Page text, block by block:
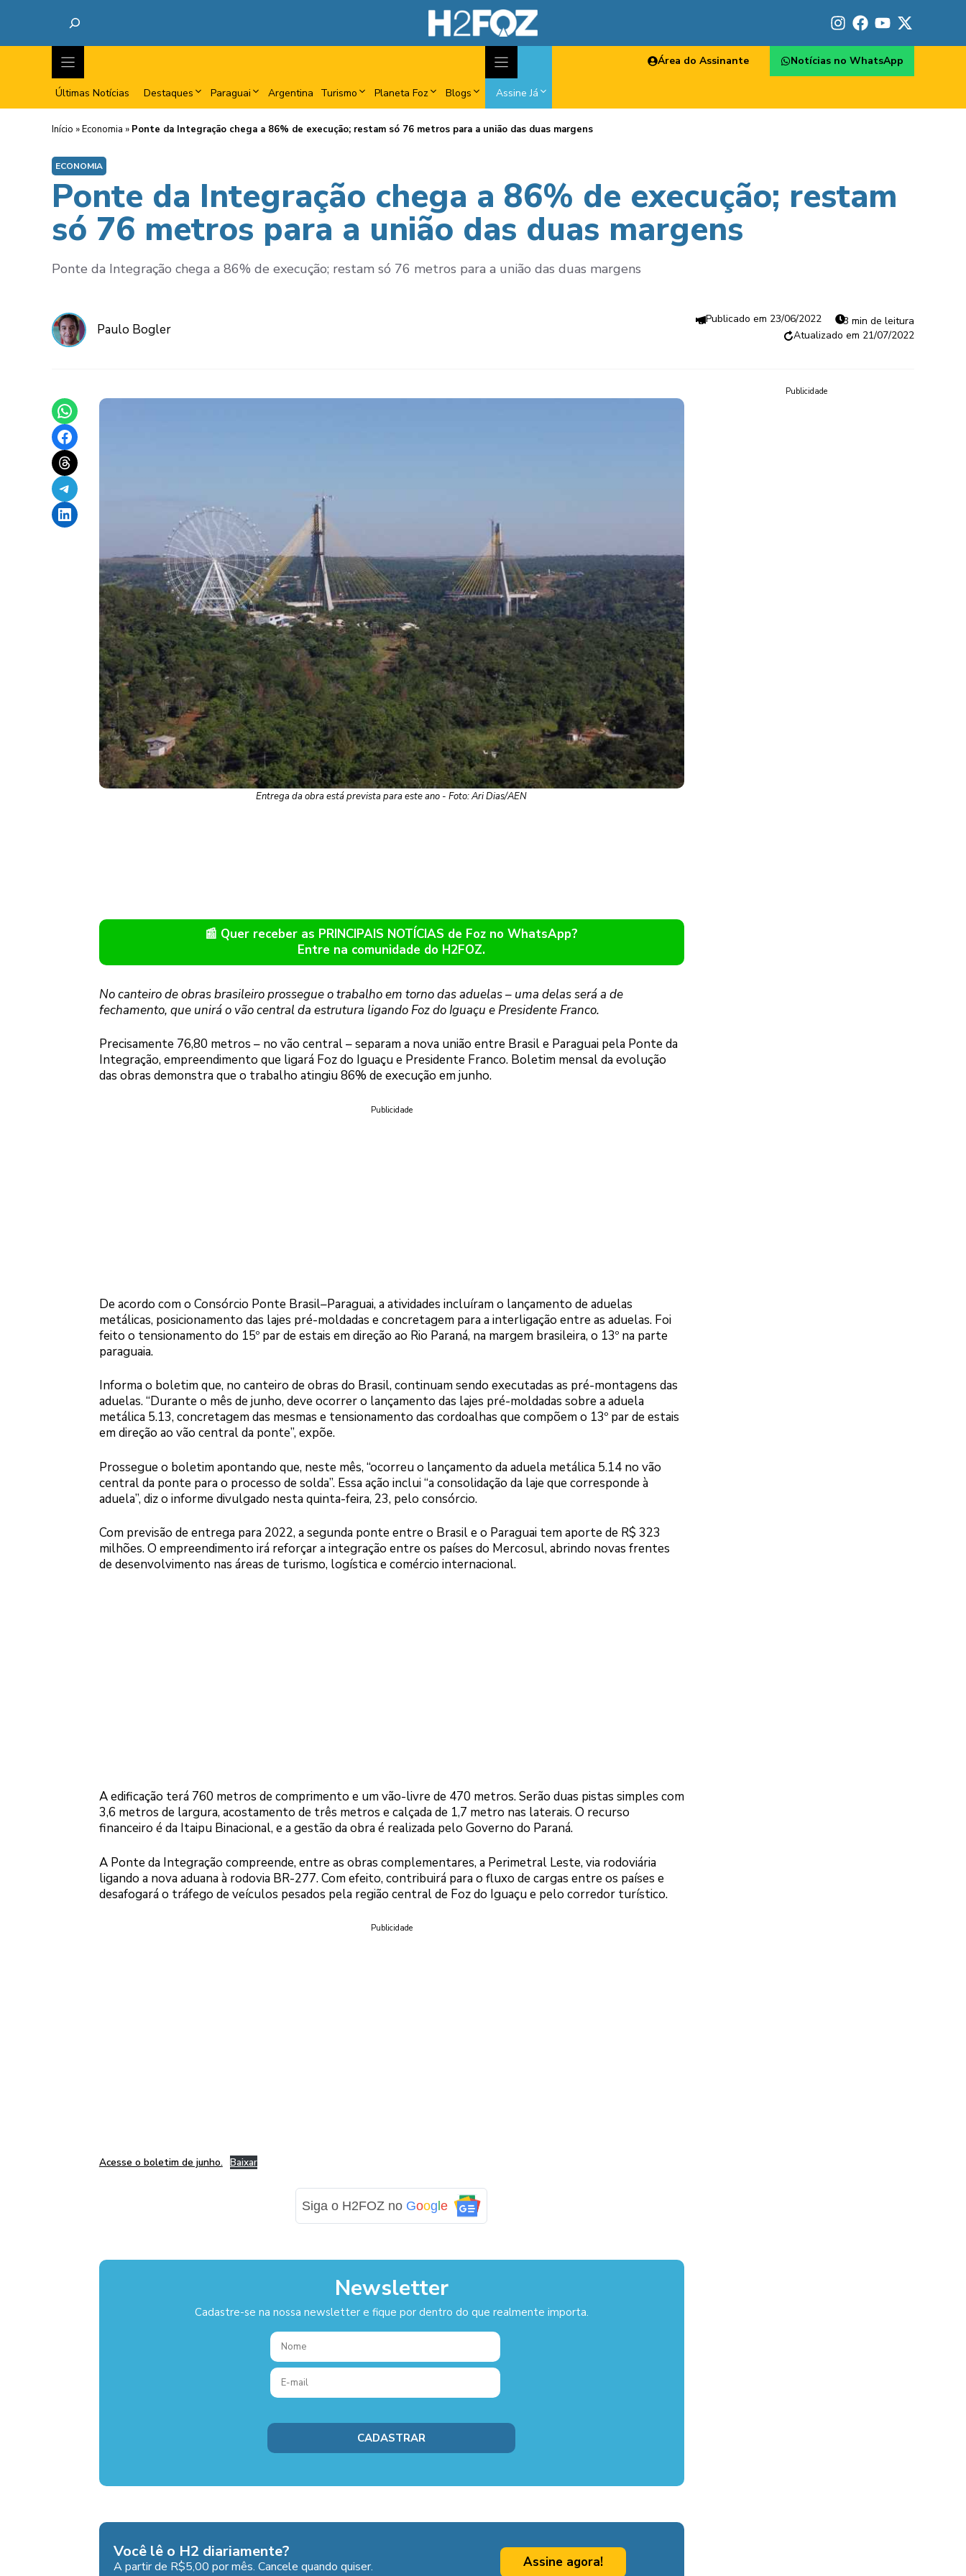
Últimas Notícias Destaques Paraguai Argentina Turismo Planeta Foz Blogs Assine Já
Área do Assinante Notícias no WhatsApp
Início »Economia » Ponte da Integração chega a 86% de execução; restam só 76 metros para a união das duas margens
ECONOMIA
Ponte da Integração chega a 86% de execução; restam
só 76 metros para a união das duas margens
Ponte da Integração chega a 86% de execução; restam só 76 metros para a união das duas margens
Paulo Bogler
23/06/2022
3 min de leitura
21/07/2022
Share on WhatsApp
Share on Facebook
Share on Threads
Share on Telegram
Share on LinkedIn
Entrega da obra está prevista para este ano - Foto: Ari Dias/AEN
📰 Quer receber as PRINCIPAIS NOTÍCIAS de Foz no WhatsApp?
Entre na comunidade do H2FOZ.
No canteiro de obras brasileiro prossegue o trabalho em torno das aduelas – uma delas será a de
fechamento, que unirá o vão central da estrutura ligando Foz do Iguaçu e Presidente Franco.
Precisamente 76,80 metros – no vão central – separam a nova união entre Brasil e Paraguai pela Ponte da
Integração, empreendimento que ligará Foz do Iguaçu e Presidente Franco. Boletim mensal da evolução
das obras demonstra que o trabalho atingiu 86% de execução em junho.
Publicidade
De acordo com o Consórcio Ponte Brasil–Paraguai, a atividades incluíram o lançamento de aduelas
metálicas, posicionamento das lajes pré-moldadas e concretagem para a interligação entre as aduelas. Foi
feito o tensionamento do 15º par de estais em direção ao Rio Paraná, na margem brasileira, o 13º na parte
paraguaia.
Informa o boletim que, no canteiro de obras do Brasil, continuam sendo executadas as pré-montagens das
aduelas. “Durante o mês de junho, deve ocorrer o lançamento das lajes pré-moldadas sobre a aduela
metálica 5.13, concretagem das mesmas e tensionamento das cordoalhas que compõem o 13º par de estais
em direção ao vão central da ponte”, expõe.
Prossegue o boletim apontando que, neste mês, “ocorreu o lançamento da aduela metálica 5.14 no vão
central da ponte para o processo de solda”. Essa ação inclui “a consolidação da laje que corresponde à
aduela”, diz o informe divulgado nesta quinta-feira, 23, pelo consórcio.
Com previsão de entrega para 2022, a segunda ponte entre o Brasil e o Paraguai tem aporte de R$ 323
milhões. O empreendimento irá reforçar a integração entre os países do Mercosul, abrindo novas frentes
de desenvolvimento nas áreas de turismo, logística e comércio internacional.
A edificação terá 760 metros de comprimento e um vão-livre de 470 metros. Serão duas pistas simples com
3,6 metros de largura, acostamento de três metros e calçada de 1,7 metro nas laterais. O recurso
financeiro é da Itaipu Binacional, e a gestão da obra é realizada pelo Governo do Paraná.
A Ponte da Integração compreende, entre as obras complementares, a Perimetral Leste, via rodoviária
ligando a nova aduana à rodovia BR-277. Com efeito, contribuirá para o fluxo de cargas entre os países e
desafogará o tráfego de veículos pesados pela região central de Foz do Iguaçu e pelo corredor turístico.
Publicidade
Acesse o boletim de junho. Baixar
Siga o H2FOZ no Google
Newsletter
Cadastre-se na nossa newsletter e fique por dentro do que realmente importa.
Você lê o H2 diariamente?
A partir de R$5,00 por mês. Cancele quando quiser. Assine agora!
Publicidade